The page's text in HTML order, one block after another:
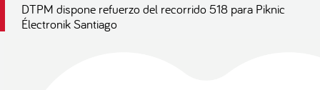
DTPM dispone refuerzo del recorrido 518 para Piknic
Électronik Santiago